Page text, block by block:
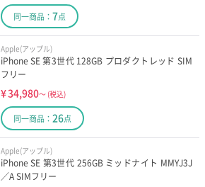
同一商品： 7点
Apple(アップル)
iPhone SE 第3世代 128GB プロダクトレッド SIM
フリー
¥34,980～ (税込)
同一商品： 26点
Apple(アップル)
iPhone SE 第3世代 256GB ミッドナイト MMYJ3J
／A SIMフリー